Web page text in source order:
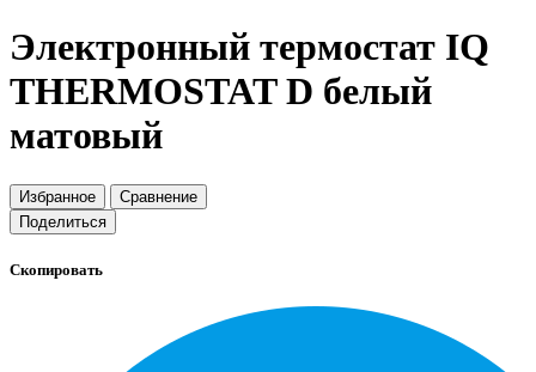
Электронный термостат IQ
THERMOSTAT D белый
матовый
Избранное
Сравнение
Поделиться
Скопировать